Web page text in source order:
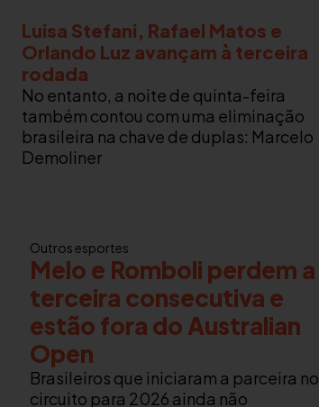
Luisa Stefani, Rafael Matos e
Orlando Luz avançam à terceira
rodada
No entanto, a noite de quinta-feira
também contou com uma eliminação
brasileira na chave de duplas: Marcelo
Demoliner
Outros esportes
Melo e Romboli perdem a
terceira consecutiva e
estão fora do Australian
Open
Brasileiros que iniciaram a parceira no
circuito para 2026 ainda não